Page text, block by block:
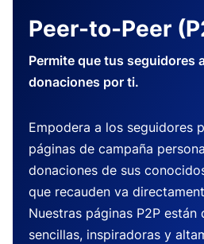
Peer-to-Peer
Permite que tus seguidores
donaciones por ti.
Empodera a los seguidores
páginas de campaña
donaciones de sus
que recauden va
Nuestras páginas P2P están
sencillas, inspiradoras y